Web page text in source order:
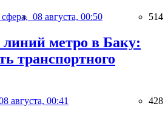
08 августа, 00:50 514
линий метро в Баку:
транспортного
августа, 00:41 428